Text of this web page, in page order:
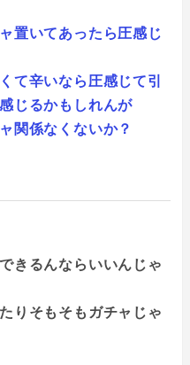
置いてあったら圧感じ
て辛いなら圧感じて引
じるかもしれんが
関係なくないか？
きるんならいいんじゃ
りそもそもガチャじゃ